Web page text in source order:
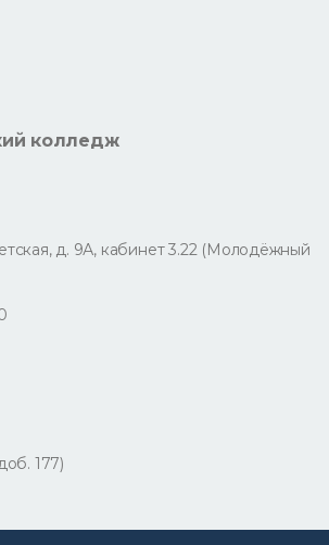
колледж
д. 9А, кабинет 3.22 (Молодёжный
177)